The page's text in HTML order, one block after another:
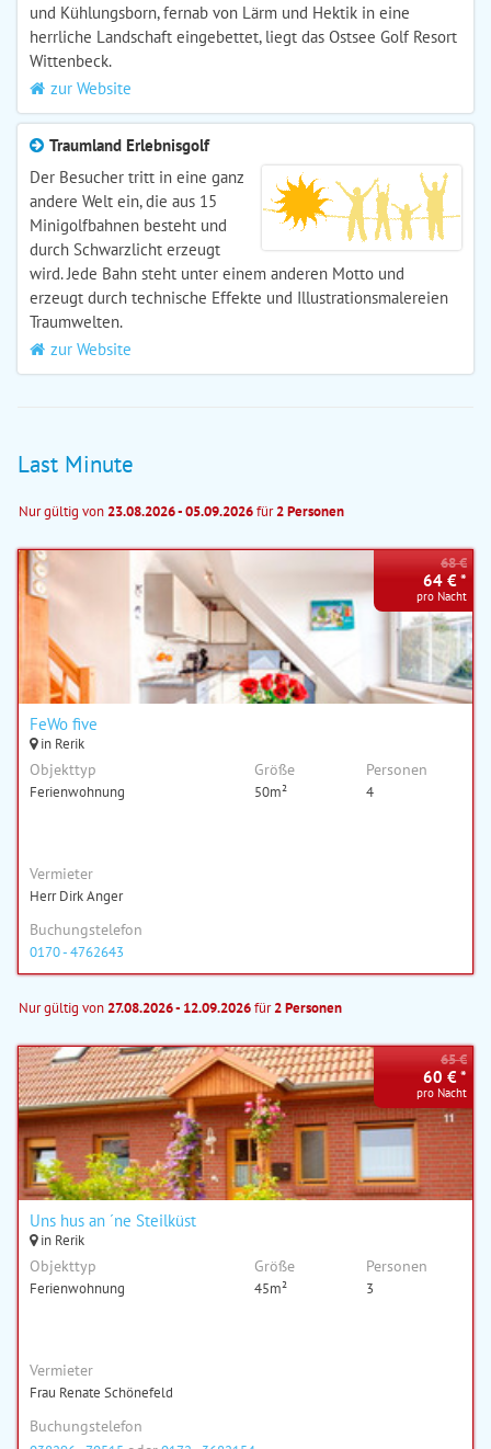
und Kühlungsborn, fernab von Lärm und Hektik in eine
herrliche Landschaft eingebettet, liegt das Ostsee Golf Resort
Wittenbeck.
zur Website
Traumland Erlebnisgolf
Der Besucher tritt in eine ganz
andere Welt ein, die aus 15
Minigolfbahnen besteht und
durch Schwarzlicht erzeugt
wird. Jede Bahn steht unter einem anderen Motto und
erzeugt durch technische Effekte und Illustrationsmalereien
Traumwelten.
zur Website
Last Minute
Nur gültig von23.08.2026 - 05.09.2026für2 Personen
FeWo five
in Rerik
Objekttyp
Ferienwohnung
Größe
50m²
Personen
4
68 €
64 € *
pro Nacht
Vermieter
Herr Dirk Anger
Buchungstelefon
0170 - 4762643
Nur gültig von27.08.2026 - 12.09.2026für2 Personen
Uns hus an ´ne Steilküst
in Rerik
Objekttyp
Ferienwohnung
Größe
45m²
Personen
3
65 €
60 € *
pro Nacht
Vermieter
Frau Renate Schönefeld
Buchungstelefon